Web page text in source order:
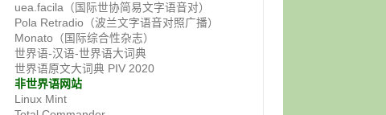
uea.facila（国际世协简易文字语音对）
Pola Retradio（波兰文字语音对照广播）
Monato（国际综合性杂志）
世界语-汉语-世界语大词典
世界语原文大词典 PIV 2020
非世界语网站
Linux Mint